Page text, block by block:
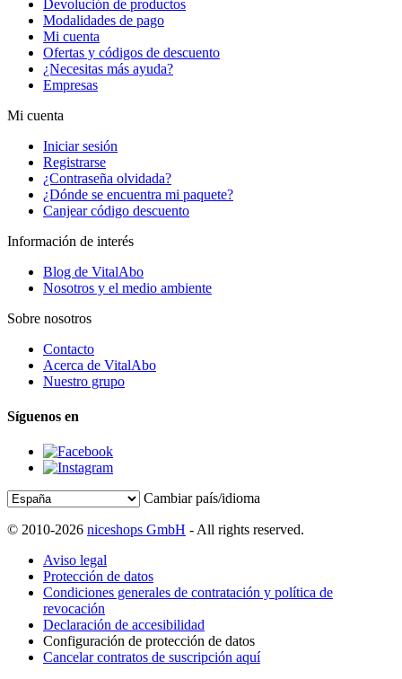
Devolución de productos
Modalidades de pago
Mi cuenta
Ofertas y códigos de descuento
¿Necesitas más ayuda?
Empresas
Mi cuenta
Iniciar sesión
Registrarse
¿Contraseña olvidada?
¿Dónde se encuentra mi paquete?
Canjear código descuento
Información de interés
Blog de VitalAbo
Nosotros y el medio ambiente
Sobre nosotros
Contacto
Acerca de VitalAbo
Nuestro grupo
Síguenos en
Cambiar país/idioma
© 2010-2026 niceshops GmbH - All rights reserved.
Aviso legal
Protección de datos
Condiciones generales de contratación y política de
revocación
Declaración de accesibilidad
Configuración de protección de datos
Cancelar contratos de suscripción aquí